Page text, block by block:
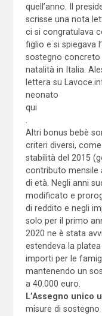
quell’anno. Il
scrisse una nota
ci si congratulava
figlio e si spiegava
sostegno concreto
natalità in Italia.
lettera su
neonato
qui
Altri bonus bebè
criteri diversi,
stabilità del 2015
contributo mensile
di età. Negli anni
modificato e
di reddito e negli
solo per il primo
2020 ne è stata
estendeva la
importi per le
mantenendo un
a 40.000 euro.
L’Assegno unico
misure di